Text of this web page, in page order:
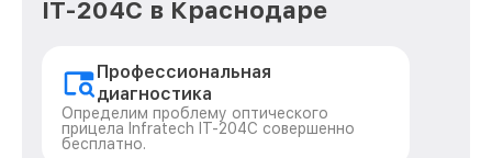
IT-204C в Краснодаре
Профессиональная
диагностика
Определим проблему оптического
прицела Infratech IT-204C совершенно
бесплатно.